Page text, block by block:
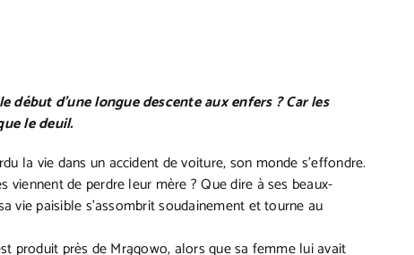
d’une longue descente aux enfers ? Car les
le deuil.
la vie dans un accident de voiture, son monde s’effondre.
viennent de perdre leur mère ? Que dire à ses beaux-
vie paisible s’assombrit soudainement et tourne au
produit près de Mrągowo, alors que sa femme lui avait